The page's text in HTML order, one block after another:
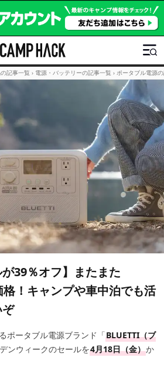
記事一覧 › 電源・バッテリーの記事一覧 › ポータブル電源
39％オフ】またまた
！キャンプや車中泊でも活
ポータブル電源ブランド「BLUETTI（ブ
ンウィークのセールを4月18日（金）か